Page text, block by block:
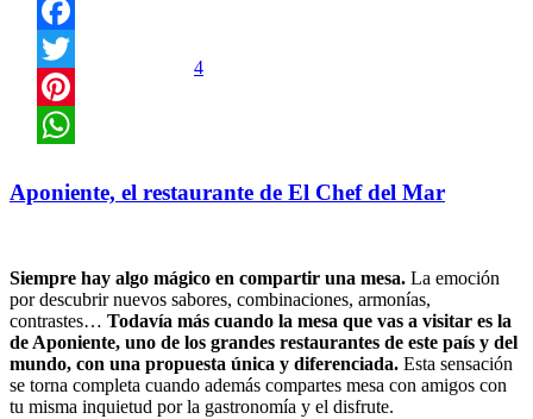
Facebook
Twitter
Pinterest
4
Aponiente, el restaurante de El Chef del Mar
Siempre hay algo mágico en compartir una mesa. La emoción
por descubrir nuevos sabores, combinaciones, armonías,
contrastes… Todavía más cuando la mesa que vas a visitar es la
de Aponiente, uno de los grandes restaurantes de este país y del
mundo, con una propuesta única y diferenciada. Esta sensación
se torna completa cuando además compartes mesa con amigos con
tu misma inquietud por la gastronomía y el disfrute.